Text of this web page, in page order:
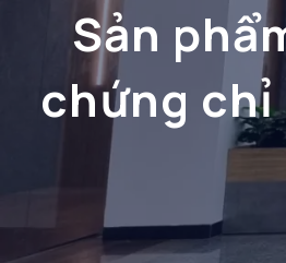
Sản
chứng chỉ
thi